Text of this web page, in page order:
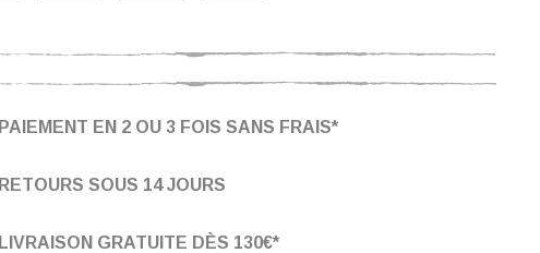
LIVRAISON GRATUITE DÈS 130€*
RETOURS SOUS 14 JOURS
PAIEMENT EN 2 OU 3 FOIS SANS FRAIS*